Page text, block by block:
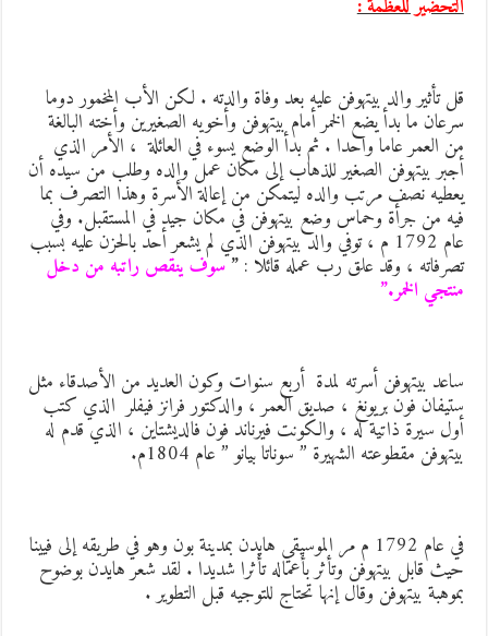
للعظمة :
تأثير والد بيتهوفن عليه بعد وفاة والدته . لكن الأب المخمور دوما
ما بدأ يضع الخمر أمام بيتهوفن وأخويه الصغيرين وأخته البالغة
العمر عاما واحدا . ثم بدأ الوضع يسوء في العائلة ، الأمر الذي
بيتهوفن الصغير للذهاب إلى مكان عمل والده وطلب من سيده أن
نصف مرتب والده ليتمكن من إعالة الأسرة وهذا التصرف بما
من جرأة وحماس وضع بيتهوفن في مكان جيد في المستقبل. وفي
عام 1792 م ، توفي والد بيتهوفن الذي لم يشعر أحد بالحزن عليه بسبب
، وقد علق رب عمله قائلا :” سوف ينقص راتبه من دخل
الخمر.”
بيتهوفن أسرته لمدة أربع سنوات وكون العديد من الأصدقاء مثل
فون بريونغ ، صديق العمر ، والدكتور فرانز فيفلر الذي كتب
سيرة ذاتية له ، والكونت فيرناند فون فالديشتاين ، الذي قدم له
مقطوعته الشهيرة ” سوناتا بيانو ” عام 1804م.
في عام 1792 م مر الموسيقي هايدن بمدينة بون وهو في طريقه إلى فيينا
قابل بيتهوفن وتأثر بأعماله تأثرا شديدا . لقد شعر هايدن بوضوح
بيتهوفن وقال إنها تحتاج للتوجيه قبل التطوير .